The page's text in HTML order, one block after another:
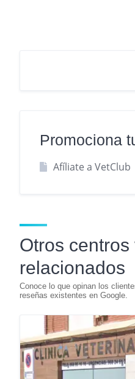
Promociona
Afíliate a VetClub
Otros
relacionados